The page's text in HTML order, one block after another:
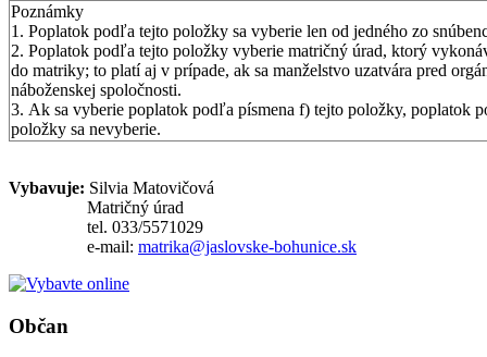
Poznámky
1. Poplatok podľa tejto položky sa vyberie len od jedného zo
2. Poplatok podľa tejto položky vyberie matričný úrad, ktorý
do matriky; to platí aj v prípade, ak sa manželstvo uzatvára pred
náboženskej spoločnosti.
3. Ak sa vyberie poplatok podľa písmena f) tejto položky, poplatok
položky sa nevyberie.
Vybavuje: Silvia Matovičová
Matričný úrad
tel. 033/5571029
e-mail: matrika@jaslovske-bohunice.sk
Občan